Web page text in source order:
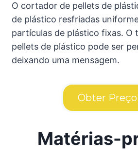
O cortador de pellets de
de plástico resfriadas
partículas de plástico fixas. O
pellets de plástico pode ser
deixando uma mensagem.
Obter
Matérias-